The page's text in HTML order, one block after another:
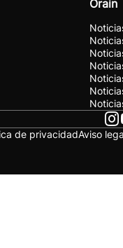
Orain
de privacidadAviso